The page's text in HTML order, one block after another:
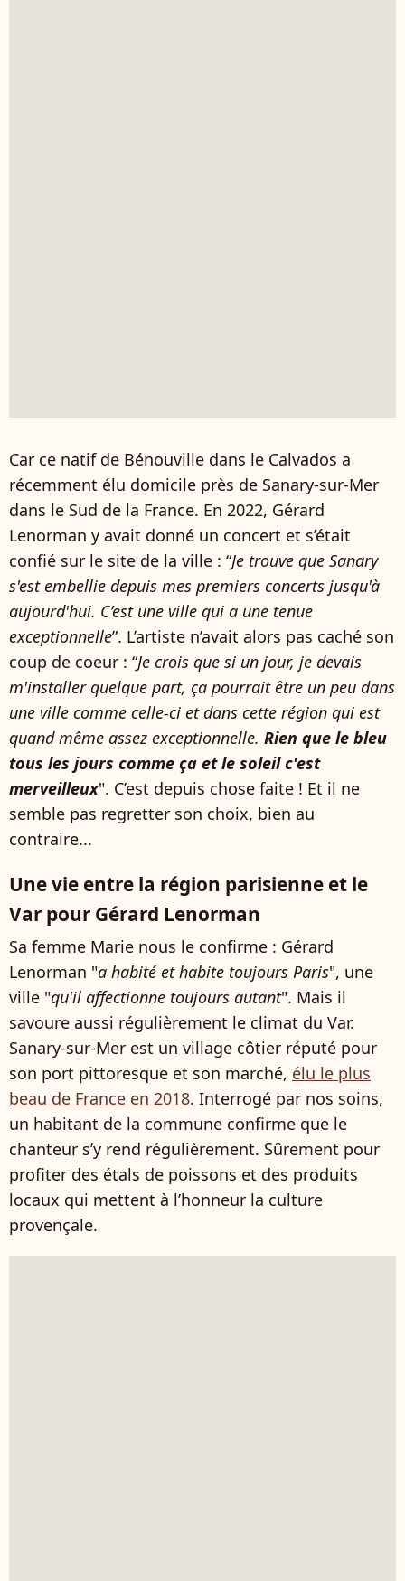
Car ce natif de Bénouville dans le Calvados a
récemment élu domicile près de Sanary-sur-Mer
dans le Sud de la France. En 2022, Gérard
Lenorman y avait donné un concert et s’était
confié sur le site de la ville : “Je trouve que Sanary
s'est embellie depuis mes premiers concerts jusqu'à
aujourd'hui. C’est une ville qui a une tenue
exceptionnelle”. L’artiste n’avait alors pas caché son
coup de coeur : “Je crois que si un jour, je devais
m'installer quelque part, ça pourrait être un peu dans
une ville comme celle-ci et dans cette région qui est
quand même assez exceptionnelle. Rien que le bleu
tous les jours comme ça et le soleil c'est
merveilleux". C’est depuis chose faite ! Et il ne
semble pas regretter son choix, bien au
contraire...
Une vie entre la région parisienne et le
Var pour Gérard Lenorman
Sa femme Marie nous le confirme : Gérard
Lenorman "a habité et habite toujours Paris", une
ville "qu'il affectionne toujours autant". Mais il
savoure aussi régulièrement le climat du Var.
Sanary-sur-Mer est un village côtier réputé pour
son port pittoresque et son marché, élu le plus
beau de France en 2018. Interrogé par nos soins,
un habitant de la commune confirme que le
chanteur s’y rend régulièrement. Sûrement pour
profiter des étals de poissons et des produits
locaux qui mettent à l’honneur la culture
provençale.